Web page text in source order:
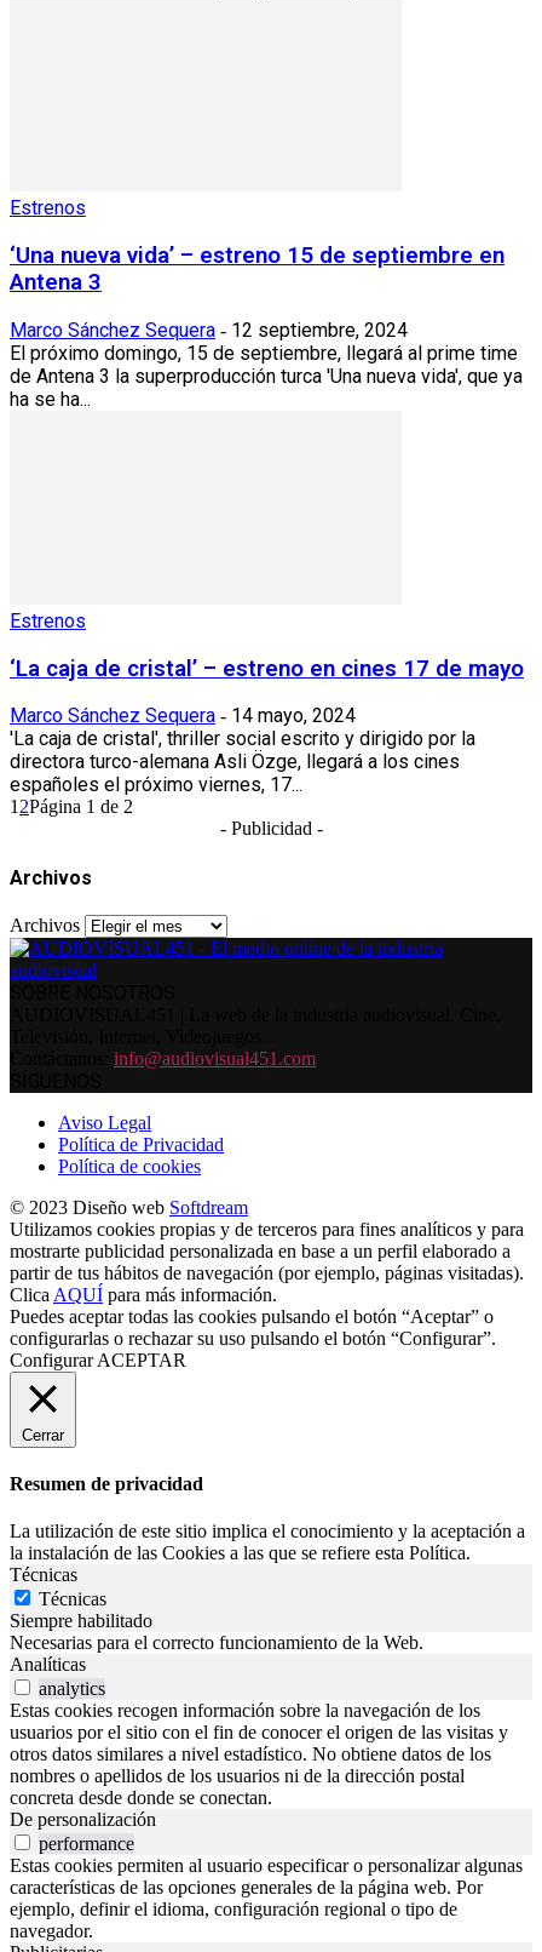
Estrenos
‘Una nueva vida’ – estreno 15 de septiembre en
Antena 3
Marco Sánchez Sequera - 12 septiembre, 2024
El próximo domingo, 15 de septiembre, llegará al prime time
de Antena 3 la superproducción turca 'Una nueva vida', que ya
ha se ha...
Estrenos
‘La caja de cristal’ – estreno en cines 17 de mayo
Marco Sánchez Sequera - 14 mayo, 2024
'La caja de cristal', thriller social escrito y dirigido por la
directora turco-alemana Asli Özge, llegará a los cines
españoles el próximo viernes, 17...
1 2Página 1 de 2
- Publicidad -
Archivos
Archivos
info@audiovisual451.com
Aviso Legal
Política de Privacidad
Política de cookies
© 2023 Diseño web Softdream
Utilizamos cookies propias y de terceros para fines analíticos y para
mostrarte publicidad personalizada en base a un perfil elaborado a
partir de tus hábitos de navegación (por ejemplo, páginas visitadas).
Clica AQUÍ para más información.
Puedes aceptar todas las cookies pulsando el botón “Aceptar” o
configurarlas o rechazar su uso pulsando el botón “Configurar”.
Configurar ACEPTAR
Cerrar
Resumen de privacidad
La utilización de este sitio implica el conocimiento y la aceptación a
la instalación de las Cookies a las que se refiere esta Política.
Técnicas
Técnicas
Siempre habilitado
Necesarias para el correcto funcionamiento de la Web.
Analíticas
analytics
Estas cookies recogen información sobre la navegación de los
usuarios por el sitio con el fin de conocer el origen de las visitas y
otros datos similares a nivel estadístico. No obtiene datos de los
nombres o apellidos de los usuarios ni de la dirección postal
concreta desde donde se conectan.
De personalización
performance
Estas cookies permiten al usuario especificar o personalizar algunas
características de las opciones generales de la página web. Por
ejemplo, definir el idioma, configuración regional o tipo de
navegador.